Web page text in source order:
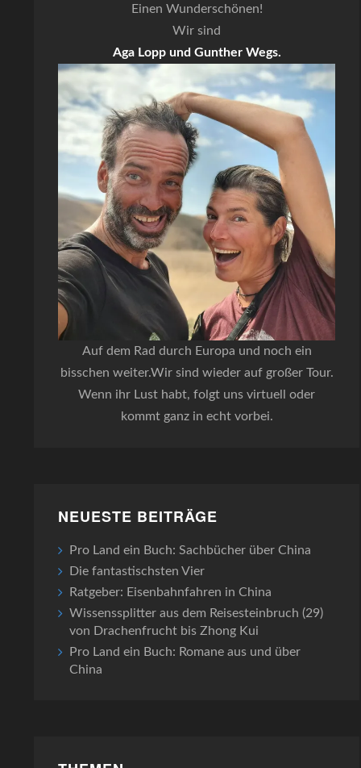
Einen Wunderschönen!
Wir sind
Aga Lopp und Gunther Wegs.
Auf dem Rad durch Europa und noch ein
bisschen weiter.Wir sind wieder auf großer Tour.
Wenn ihr Lust habt, folgt uns virtuell oder
kommt ganz in echt vorbei.
NEUESTE BEITRÄGE
Pro Land ein Buch: Sachbücher über China
Die fantastischsten Vier
Ratgeber: Eisenbahnfahren in China
Wissenssplitter aus dem Reisesteinbruch (29)
von Drachenfrucht bis Zhong Kui
Pro Land ein Buch: Romane aus und über
China